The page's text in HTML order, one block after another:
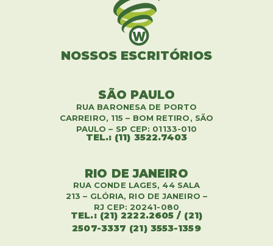
NOSSOS ESCRITÓRIOS
SÃO PAULO
RUA BARONESA DE PORTO
CARREIRO, 115 – BOM RETIRO, SÃO
PAULO – SP CEP: 01133-010
TEL.: (11) 3522.7403
RIO DE JANEIRO
RUA CONDE LAGES, 44 SALA
213 – GLÓRIA, RIO DE JANEIRO –
RJ CEP: 20241-080
TEL.: (21) 2222.2605 / (21)
2507-3337 (21) 3553-1359